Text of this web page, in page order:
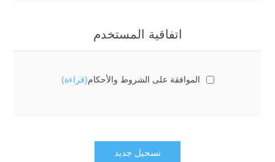
اتفاقية المستخدم
الموافقة على الشروط والأحكام(قراءة)